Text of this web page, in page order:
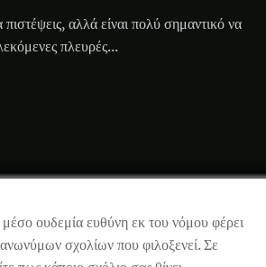
αλλά είναι πολύ σημαντικό να
πλευρές...
ουδεμία ευθύνη εκ του νόμου φέρει
σχολίων που φιλοξενεί. Σε